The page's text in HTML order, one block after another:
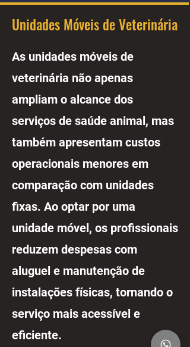
Unidades Móveis de Veterinária
As unidades móveis de
veterinária não apenas
ampliam o alcance dos
serviços de saúde animal, mas
também apresentam custos
operacionais menores em
comparação com unidades
fixas. Ao optar por uma
unidade móvel, os profissionais
reduzem despesas com
aluguel e manutenção de
instalações físicas, tornando o
serviço mais acessível e
eficiente.